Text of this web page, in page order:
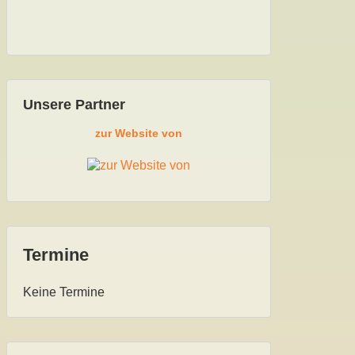
Unsere Partner
zur Website von
Termine
Keine Termine